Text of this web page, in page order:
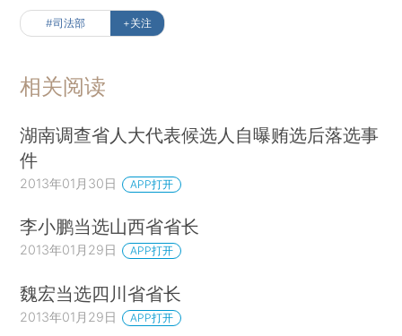
#司法部 +关注
相关阅读
湖南调查省人大代表候选人自曝贿选后落选事
件
2013年01月30日 APP打开
李小鹏当选山西省省长
2013年01月29日 APP打开
魏宏当选四川省省长
2013年01月29日 APP打开